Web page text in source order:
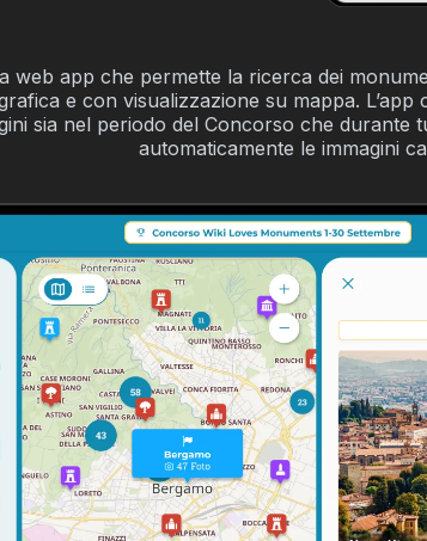
web app che permette la ricerca dei
e con visualizzazione su mappa. L’app
sia nel periodo del Concorso che durante
automaticamente le immagini